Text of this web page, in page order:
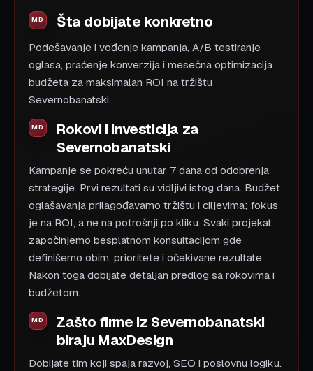
Šta dobijate konkretno
Podešavanje i vođenje kampanja, A/B testiranje
oglasa, praćenje konverzija i mesečna optimizacija
budžeta za maksimalan ROI na tržištu
Severnobanatski.
Rokovi i investicija za
Severnobanatski
Kampanje se pokreću unutar 7 dana od odobrenja
strategije. Prvi rezultati su vidljivi istog dana. Budžet
oglašavanja prilagođavamo tržištu i ciljevima; fokus
je na ROI, a ne na potrošnji po kliku. Svaki projekat
započinjemo besplatnom konsultacijom gde
definišemo obim, prioritete i očekivane rezultate.
Nakon toga dobijate detaljan predlog sa rokovima i
budžetom.
Zašto firme iz Severnobanatski
biraju MaxDesign
Dobijate tim koji spaja razvoj, SEO i poslovnu logiku.